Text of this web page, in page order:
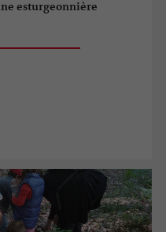
esturgeonnière